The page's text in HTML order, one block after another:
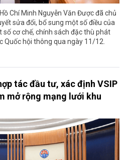
Chí Minh Nguyễn Văn Được đã chủ
sửa đổi, bổ sung một số điều của
số cơ chế, chính sách đặc thù phát
Quốc hội thông qua ngày 11/12.
tác đầu tư, xác định VSIP
mở rộng mạng lưới khu